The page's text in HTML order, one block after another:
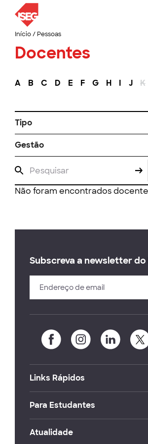
Início/ Pessoas
Docentes
A B C D E F G H I J K
Tipo
Gestão
Não foram encontrados
Subscreva a newsletter do
Links Rápidos
Para Estudantes
Atualidade